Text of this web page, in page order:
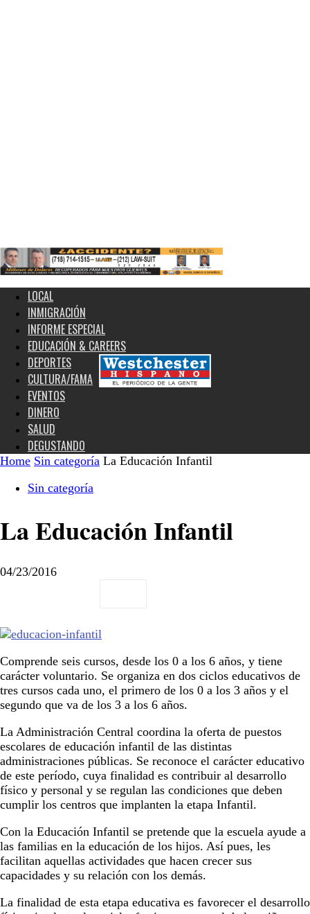
LOCAL
INMIGRACIÓN
INFORME ESPECIAL
EDUCACIÓN & CAREERS
DEPORTES
CULTURA/FAMA
EVENTOS
DINERO
SALUD
DEGUSTANDO
Home Sin categoría La Educación Infantil
Sin categoría
La Educación Infantil
04/23/2016
Comprende seis cursos, desde los 0 a los 6 años, y tiene
carácter voluntario. Se organiza en dos ciclos educativos de
tres cursos cada uno, el primero de los 0 a los 3 años y el
segundo que va de los 3 a los 6 años.
La Administración Central coordina la oferta de puestos
escolares de educación infantil de las distintas
administraciones públicas. Se reconoce el carácter educativo
de este período, cuya finalidad es contribuir al desarrollo
físico y personal y se regulan las condiciones que deben
cumplir los centros que implanten la etapa Infantil.
Con la Educación Infantil se pretende que la escuela ayude a
las familias en la educación de los hijos. Así pues, les
facilitan aquellas actividades que hacen crecer sus
capacidades y su relación con los demás.
La finalidad de esta etapa educativa es favorecer el desarrollo